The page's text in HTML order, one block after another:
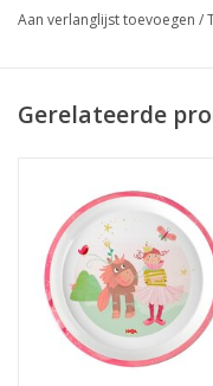
Aan verlanglijst toevoegen /
Gerelateerde